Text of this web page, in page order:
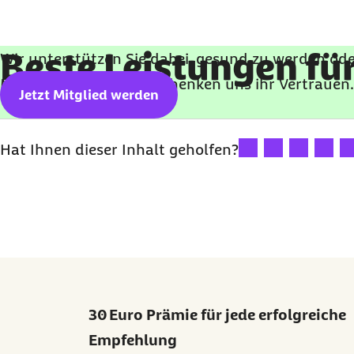
Beste Leistungen
Wir unterstützen Sie dabei, gesund zu werden
Millionen Versicherte schenken uns ihr Vertrauen.
Jetzt Mitglied werden
Hat Ihnen dieser Inhalt geholfen?Ihre Bewertung: 1
Ihre Bewertung:
Ihre Ihre
30 Euro Prämie für jede erfolgreiche
Empfehlung